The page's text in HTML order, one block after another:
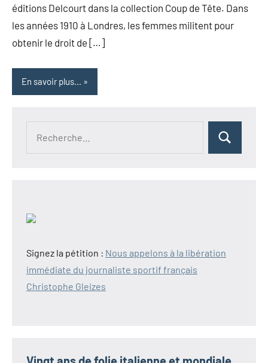
éditions Delcourt dans la collection Coup de Tête. Dans
les années 1910 à Londres, les femmes militent pour
obtenir le droit de […]
En savoir plus...
Rechercher
Signez la pétition : Nous appelons à la libération
immédiate du journaliste sportif français
Christophe Gleizes